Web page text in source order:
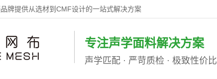
牌提供从选材到CMF设计的一站式解决方案
专注声学面料解决方案
声学匹配 · 严苛质检 · 极致性价比